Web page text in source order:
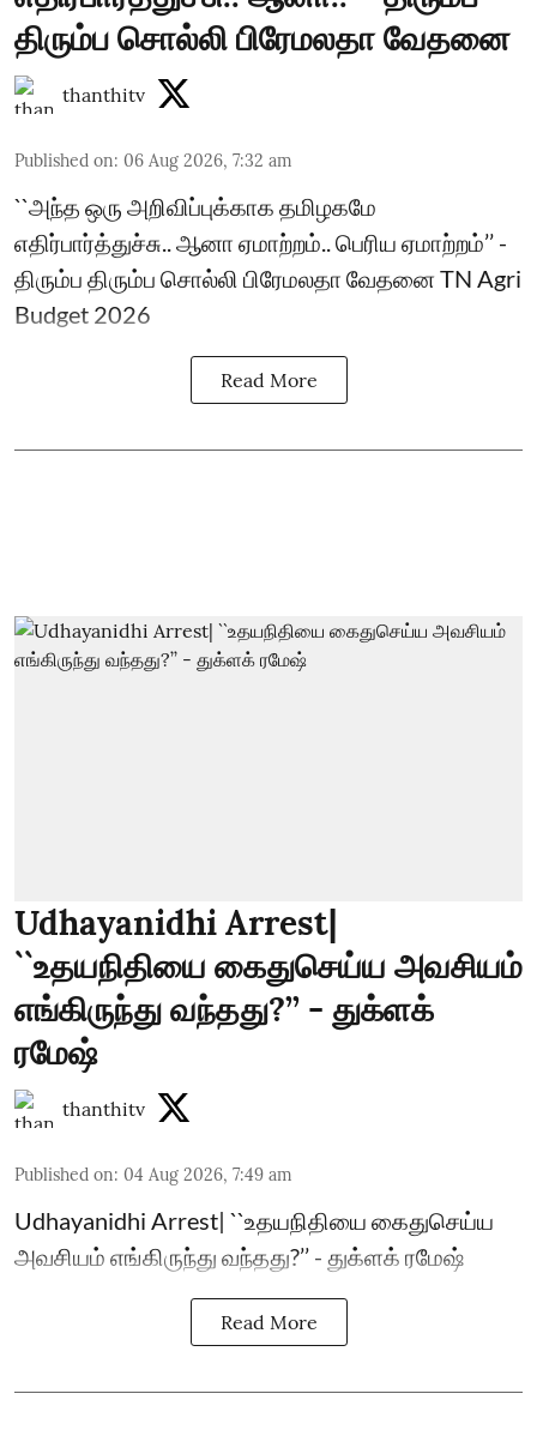
திரும்ப சொல்லி பிரேமலதா வேதனை
thanthitv
Published on: 06 Aug 2026, 7:32 am
``அந்த ஒரு அறிவிப்புக்காக தமிழகமே
எதிர்பார்த்துச்சு.. ஆனா ஏமாற்றம்.. பெரிய ஏமாற்றம்’’ -
திரும்ப திரும்ப சொல்லி பிரேமலதா வேதனை TN Agri
Budget 2026
Read More
Udhayanidhi Arrest|
``உதயநிதியை கைதுசெய்ய அவசியம்
எங்கிருந்து வந்தது?’’ - துக்ளக்
ரமேஷ்
thanthitv
Published on: 04 Aug 2026, 7:49 am
Udhayanidhi Arrest| ``உதயநிதியை கைதுசெய்ய
அவசியம் எங்கிருந்து வந்தது?’’ - துக்ளக் ரமேஷ்
Read More